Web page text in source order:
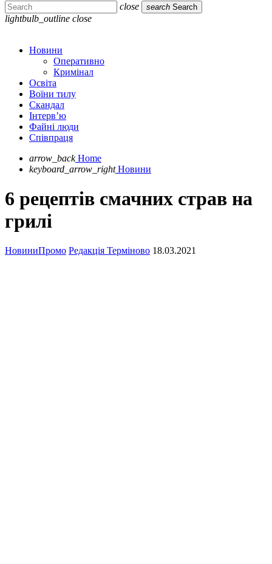
close search Search
lightbulb_outline close
Новини
Оперативно
Кримінал
Освіта
Воїни тилу
Скандал
Інтерв’ю
Файні люди
Співпраця
arrow_back Home
keyboard_arrow_right Новини
6 рецептів смачних страв на
грилі
НовиниПромо Редакція Терміново 18.03.2021